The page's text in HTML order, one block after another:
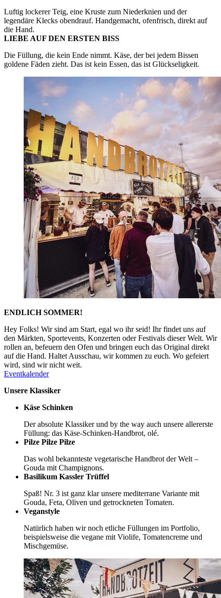
Luftig lockerer Teig, eine Kruste zum Niederknien und der
legendäre Klecks obendrauf. Handgemacht, ofenfrisch, direkt auf
die Hand.
LIEBE AUF DEN ERSTEN BISS
Die Füllung, die kein Ende nimmt. Käse, der bei jedem Bissen
goldene Fäden zieht. Das ist kein Essen, das ist Glückseligkeit.
ENDLICH SOMMER!
Hey Folks! Wir sind am Start, egal wo ihr seid! Ihr findet uns auf
den Märkten, Sportevents, Konzerten oder Festivals dieser Welt. Wir
rollen an, befeuern den Ofen und bringen euch das Original direkt
auf die Hand. Haltet Ausschau, wir kommen zu euch. Wo gefeiert
wird, sind wir nicht weit.
Eventkalender
Unsere Klassiker
Käse Schinken
Der absolute Klassiker und by the way auch unsere allererste
Füllung: das Käse-Schinken-Handbrot, olé.
Pilze Pilze Pilze
Das wohl bekannteste vegetarische Handbrot der Welt –
Gouda mit Champignons.
Basilikum Kassler Trüffel
Spaß! Nr. 3 ist ganz klar unsere mediterrane Variante mit
Gouda, Feta, Oliven und getrockneten Tomaten.
Veganstyle
Natürlich haben wir noch etliche Füllungen im Portfolio,
beispielsweise die vegane mit Violife, Tomatencreme und
Mischgemüse.